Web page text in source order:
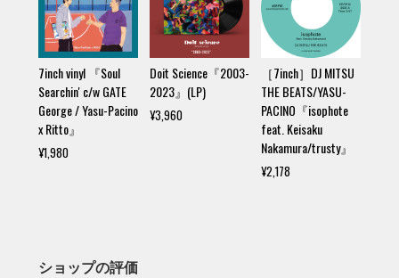
7inch vinyl 『Soul
Searchin' c/w GATE
George / Yasu-Pacino
x Ritto』
¥1,980
Doit Science『2003-
2023』(LP)
¥3,960
［7inch］DJ MITSU
THE BEATS/YASU-
PACINO『isophote
feat. Keisaku
Nakamura/trusty』
¥2,178
ショップの評価